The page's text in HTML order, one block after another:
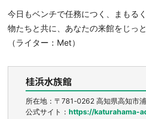
選択する
今日もベンチで任務につく、まもる
物たちと共に、あなたの来館をじっ
（ライター：Met）
桂浜水族館
所在地：〒781-0262 高知県高知市
公式サイト： https://katurahama-